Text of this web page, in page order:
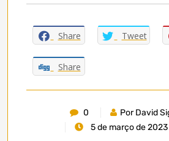
Share Tweet
Share
0
Por David
5 de março de 2023